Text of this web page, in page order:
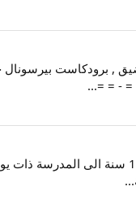
بيري , برودكاست بلاك بيري ضيق ,
السلام عليكم ورحمة الله اليوم جبتلكم قصة من وحي الواقع مؤثرة جداً (يمنع لاصحاب القلوب الرقيقة) الاب كل